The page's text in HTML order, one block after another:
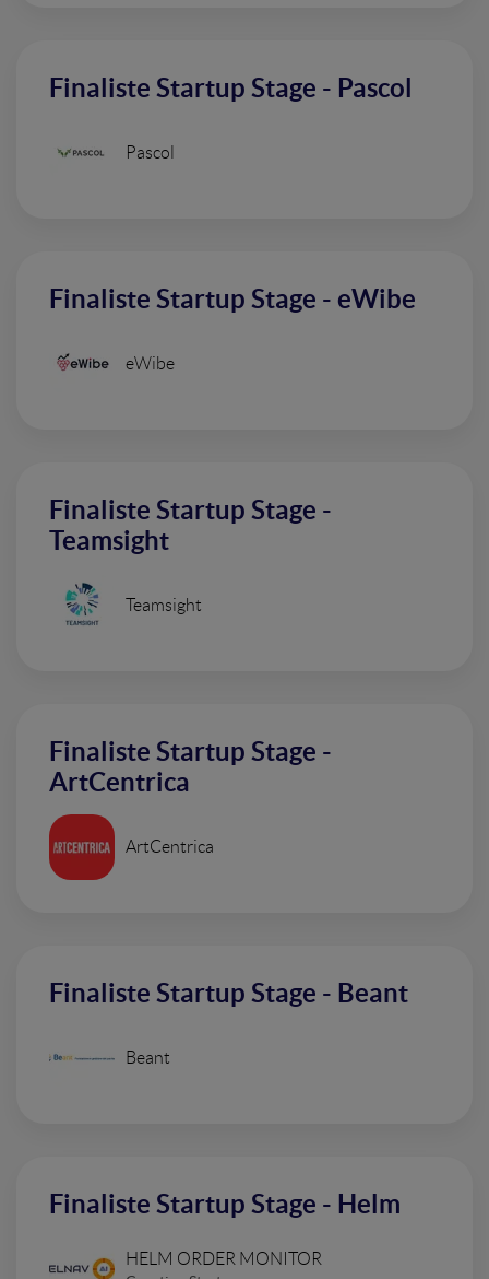
Finaliste Startup Stage - Pascol
Pascol
Finaliste Startup Stage - eWibe
eWibe
Finaliste Startup Stage -
Teamsight
Teamsight
Finaliste Startup Stage -
ArtCentrica
ArtCentrica
Finaliste Startup Stage - Beant
Beant
Finaliste Startup Stage - Helm
HELM ORDER MONITOR